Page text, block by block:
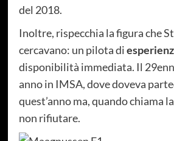
del 2018.
Inoltre, rispecchia la figura che
cercavano: un pilota di
disponibilità immediata. Il
anno in IMSA, dove doveva
quest’anno ma, quando chiama
non rifiutare.